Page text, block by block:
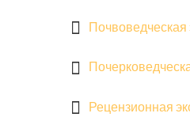
Почвоведческая
Рецензионная